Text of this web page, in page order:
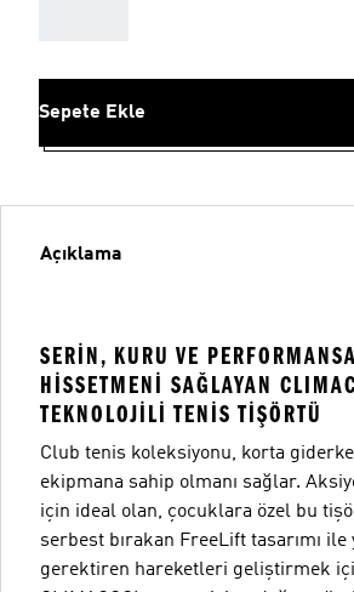
Sepete Ekle
Açıklama
SERIN, KURU VE
HISSETMENI SAĞLAYAN
TEKNOLOJILI TENIS TIŞÖRTÜ
Club tenis koleksiyonu, korta
ekipmana sahip olmanı sağlar.
için ideal olan, çocuklara özel bu
serbest bırakan FreeLift tasarımı ile
gerektiren hareketleri geliştirmek